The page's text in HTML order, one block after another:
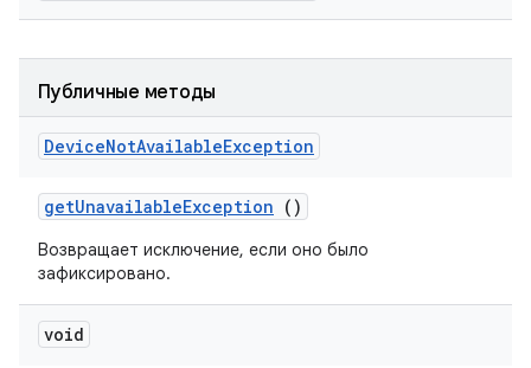
Публичные методы
DeviceNotAvailableException
getUnavailableException ()
Возвращает исключение, если оно было
зафиксировано.
void